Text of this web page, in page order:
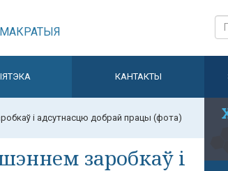
КАНТАКТЫ
і адсутнасцю добрай працы (фота)
заробкаў і